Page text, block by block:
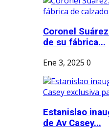
Coronel
de su fábrica...
Ene 3, 2025 0
Estanislao
de Av Casey...